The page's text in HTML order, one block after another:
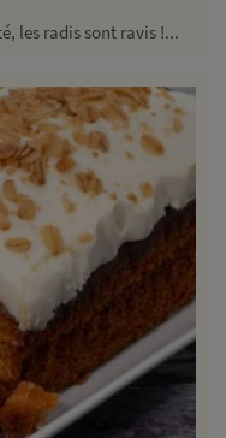
les radis sont ravis !...